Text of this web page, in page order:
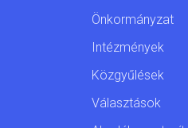
Önkormányzat
Intézmények
Közgyűlések
Választások